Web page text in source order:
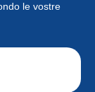
le vostre